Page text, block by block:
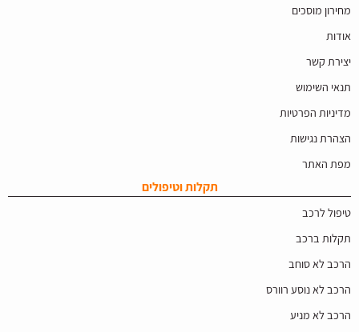
מחירון מוסכים
אודות
יצירת קשר
תנאי השימוש
מדיניות הפרטיות
הצהרת נגישות
מפת האתר
תקלות וטיפולים
טיפול לרכב
תקלות ברכב
הרכב לא סוחב
הרכב לא נוסע רוורס
הרכב לא מניע